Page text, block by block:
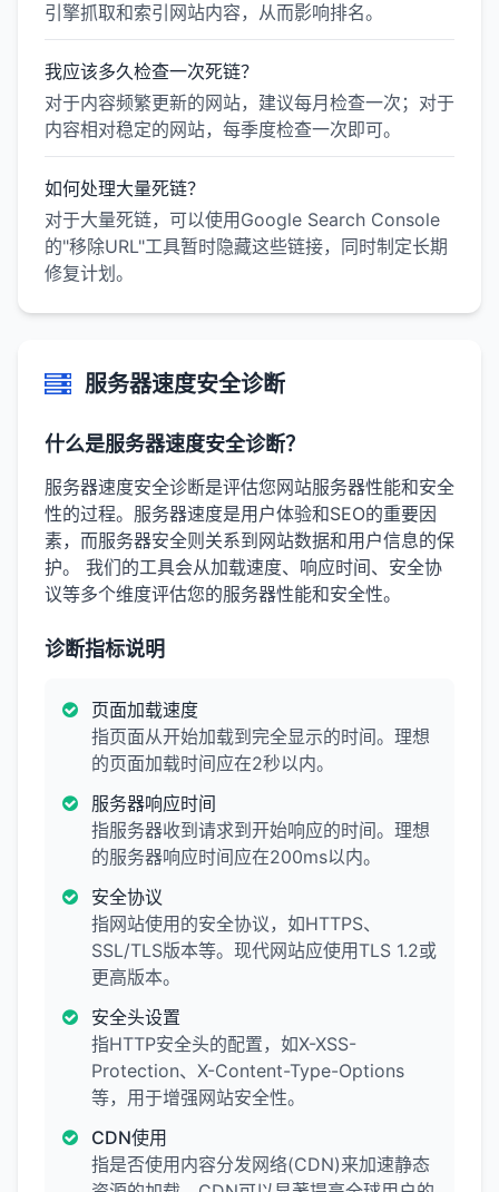
引擎抓取和索引网站内容，从而影响排名。
我应该多久检查一次死链？
对于内容频繁更新的网站，建议每月检查一次；对于
内容相对稳定的网站，每季度检查一次即可。
如何处理大量死链？
对于大量死链，可以使用Google Search Console
的"移除URL"工具暂时隐藏这些链接，同时制定长期
修复计划。
服务器速度安全诊断
什么是服务器速度安全诊断？
服务器速度安全诊断是评估您网站服务器性能和安全
性的过程。服务器速度是用户体验和SEO的重要因
素，而服务器安全则关系到网站数据和用户信息的保
护。 我们的工具会从加载速度、响应时间、安全协
议等多个维度评估您的服务器性能和安全性。
诊断指标说明
页面加载速度
指页面从开始加载到完全显示的时间。理想
的页面加载时间应在2秒以内。
服务器响应时间
指服务器收到请求到开始响应的时间。理想
的服务器响应时间应在200ms以内。
安全协议
指网站使用的安全协议，如HTTPS、
SSL/TLS版本等。现代网站应使用TLS 1.2或
更高版本。
安全头设置
指HTTP安全头的配置，如X-XSS-
Protection、X-Content-Type-Options
等，用于增强网站安全性。
CDN使用
指是否使用内容分发网络(CDN)来加速静态